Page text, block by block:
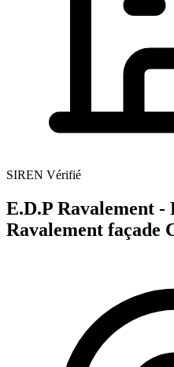
SIREN Vérifié
E.D.P Ravalement -
Ravalement façade